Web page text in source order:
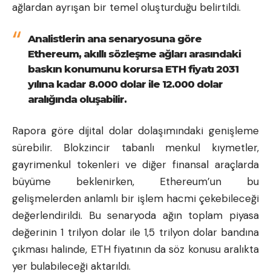
ağlardan ayrışan bir temel oluşturduğu belirtildi.
Analistlerin ana senaryosuna göre
Ethereum, akıllı sözleşme ağları arasındaki
baskın konumunu korursa ETH fiyatı2031
yılına kadar 8.000 dolar ile 12.000 dolar
aralığında oluşabilir.
Rapora göre dijital dolar dolaşımındaki genişleme
sürebilir. Blokzincir tabanlı menkul kıymetler,
gayrimenkul tokenleri ve diğer finansal araçlarda
büyüme beklenirken, Ethereum’un bu
gelişmelerden anlamlı bir işlem hacmi çekebileceği
değerlendirildi. Bu senaryoda ağın toplam piyasa
değerinin 1 trilyon dolar ile 1,5 trilyon dolar bandına
çıkması halinde, ETH fiyatının da söz konusu aralıkta
yer bulabileceği aktarıldı.